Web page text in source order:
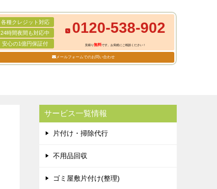
各種クレジット対応
24時間夜間も対応中
安心の1億円保証付
0120-538-902
見積り無料です。お気軽にご相談ください！
メールフォームでのお問い合わせ
サービス一覧情報
片付け・掃除代行
不用品回収
ゴミ屋敷片付け(整理)